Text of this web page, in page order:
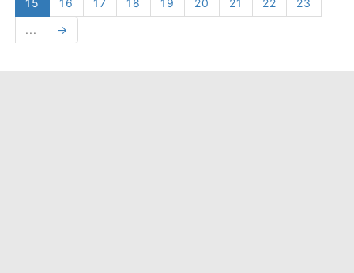
15
16 17 18 19 20 21 22
23
...
→